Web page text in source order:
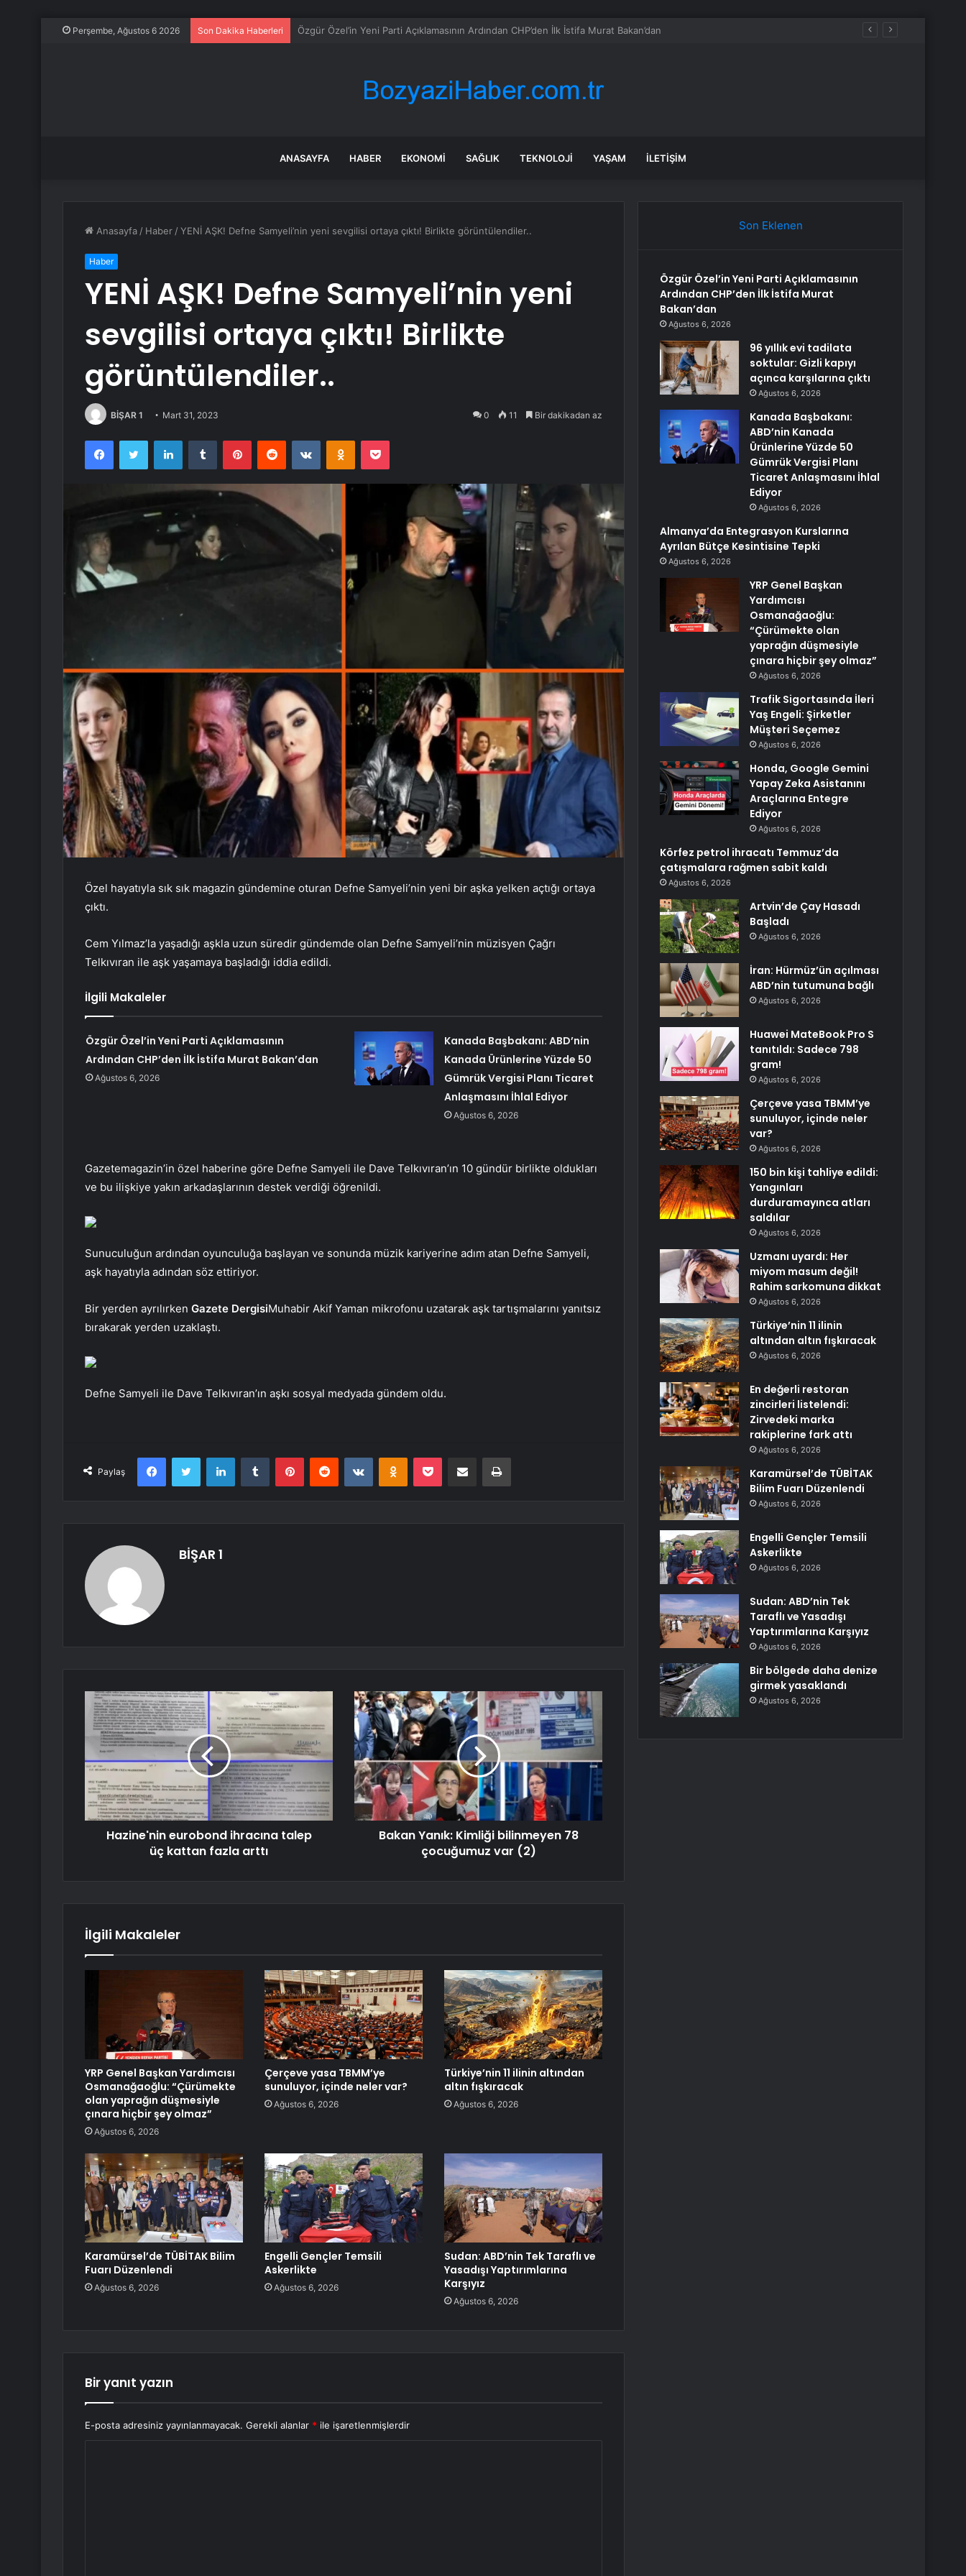
Perşembe, Ağustos 6 2026 Son Dakika Haberleri 96 yıllık evi tadilata soktular: Gizli kapıyı açınca karşılarına çıktı
ANASAYFA HABER EKONOMI SAĞLIK TEKNOLOJI YAŞAM İLETIŞIM
Anasayfa / Haber /YENİ AŞK! Defne Samyeli’nin yeni sevgilisi ortaya çıktı! Birlikte görüntülendiler..
Haber
YENİ AŞK! Defne Samyeli’nin yeni
sevgilisi ortaya çıktı! Birlikte
görüntülendiler..
BİŞAR 1 Mart 31, 2023 0 11 Bir dakikadan az
FacebookTwitter LinkedInTumblr PinterestReddit VKontakteOdnoklassniki
Pocket
Özel hayatıyla sık sık magazin gündemine oturan Defne Samyeli’nin yeni bir aşka yelken açtığı ortaya
çıktı.
Cem Yılmaz’la yaşadığı aşkla uzun süredir gündemde olan Defne Samyeli’nin müzisyen Çağrı
Telkıvıran ile aşk yaşamaya başladığı iddia edildi.
İlgili Makaleler
Özgür Özel’in Yeni Parti Açıklamasının
Ardından CHP’den İlk İstifa Murat Bakan’dan
Ağustos 6, 2026
Kanada Başbakanı: ABD’nin
Kanada Ürünlerine Yüzde 50
Gümrük Vergisi Planı Ticaret
Anlaşmasını İhlal Ediyor
Ağustos 6, 2026
Gazetemagazin’in özel haberine göre Defne Samyeli ile Dave Telkıvıran’ın 10 gündür birlikte oldukları
ve bu ilişkiye yakın arkadaşlarının destek verdiği öğrenildi.
Sunuculuğun ardından oyunculuğa başlayan ve sonunda müzik kariyerine adım atan Defne Samyeli,
aşk hayatıyla adından söz ettiriyor.
Bir yerden ayrılırken Gazete DergisiMuhabir Akif Yaman mikrofonu uzatarak aşk tartışmalarını yanıtsız
bırakarak yerden uzaklaştı.
Defne Samyeli ile Dave Telkıvıran’ın aşkı sosyal medyada gündem oldu.
Paylaş
FacebookTwitter LinkedInTumblr PinterestReddit VKontakteOdnoklassniki
Pocket E-Posta ile paylaş Yazdır
BİŞAR 1
Hazine'nin eurobond ihracına talep
üç kattan fazla arttı
Bakan Yanık: Kimliği bilinmeyen 78
çocuğumuz var (2)
İlgili Makaleler
YRP Genel Başkan Yardımcısı
Osmanağaoğlu: “Çürümekte
olan yaprağın düşmesiyle
çınara hiçbir şey olmaz”
Ağustos 6, 2026
Çerçeve yasa TBMM’ye
sunuluyor, içinde neler var?
Ağustos 6, 2026
Türkiye’nin 11 ilinin altından
altın fışkıracak
Ağustos 6, 2026
Karamürsel’de TÜBİTAK Bilim
Fuarı Düzenlendi
Ağustos 6, 2026
Engelli Gençler Temsili
Askerlikte
Ağustos 6, 2026
Sudan: ABD’nin Tek Taraflı ve
Yasadışı Yaptırımlarına
Karşıyız
Ağustos 6, 2026
Bir yanıt yazın
E-posta adresiniz yayınlanmayacak. Gerekli alanlar * ile işaretlenmişlerdir
Son Eklenen
Özgür Özel’in Yeni Parti Açıklamasının
Ardından CHP’den İlk İstifa Murat
Bakan’dan
Ağustos 6, 2026
96 yıllık evi tadilata
soktular: Gizli kapıyı
açınca karşılarına çıktı
Ağustos 6, 2026
Kanada Başbakanı:
ABD’nin Kanada
Ürünlerine Yüzde 50
Gümrük Vergisi Planı
Ticaret Anlaşmasını İhlal
Ediyor
Ağustos 6, 2026
Almanya’da Entegrasyon Kurslarına
Ayrılan Bütçe Kesintisine Tepki
Ağustos 6, 2026
YRP Genel Başkan
Yardımcısı
Osmanağaoğlu:
“Çürümekte olan
yaprağın düşmesiyle
çınara hiçbir şey olmaz”
Ağustos 6, 2026
Trafik Sigortasında İleri
Yaş Engeli: Şirketler
Müşteri Seçemez
Ağustos 6, 2026
Honda, Google Gemini
Yapay Zeka Asistanını
Araçlarına Entegre
Ediyor
Ağustos 6, 2026
Körfez petrol ihracatı Temmuz’da
çatışmalara rağmen sabit kaldı
Ağustos 6, 2026
Artvin’de Çay Hasadı
Başladı
Ağustos 6, 2026
İran: Hürmüz’ün açılması
ABD’nin tutumuna bağlı
Ağustos 6, 2026
Huawei MateBook Pro S
tanıtıldı: Sadece 798
gram!
Ağustos 6, 2026
Çerçeve yasa TBMM’ye
sunuluyor, içinde neler
var?
Ağustos 6, 2026
150 bin kişi tahliye edildi:
Yangınları
durduramayınca atları
saldılar
Ağustos 6, 2026
Uzmanı uyardı: Her
miyom masum değil!
Rahim sarkomuna dikkat
Ağustos 6, 2026
Türkiye’nin 11 ilinin
altından altın fışkıracak
Ağustos 6, 2026
En değerli restoran
zincirleri listelendi:
Zirvedeki marka
rakiplerine fark attı
Ağustos 6, 2026
Karamürsel’de TÜBİTAK
Bilim Fuarı Düzenlendi
Ağustos 6, 2026
Engelli Gençler Temsili
Askerlikte
Ağustos 6, 2026
Sudan: ABD’nin Tek
Taraflı ve Yasadışı
Yaptırımlarına Karşıyız
Ağustos 6, 2026
Bir bölgede daha denize
girmek yasaklandı
Ağustos 6, 2026